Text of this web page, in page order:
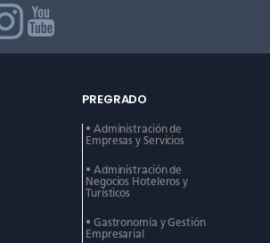
PREGRADO
• Administración de
Empresas y Servicios
• Administración de
Negocios Hoteleros y
Turísticos
• Gastronomía y Gestión
Empresarial